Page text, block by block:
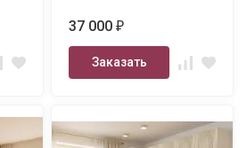
37 000₽
Заказать